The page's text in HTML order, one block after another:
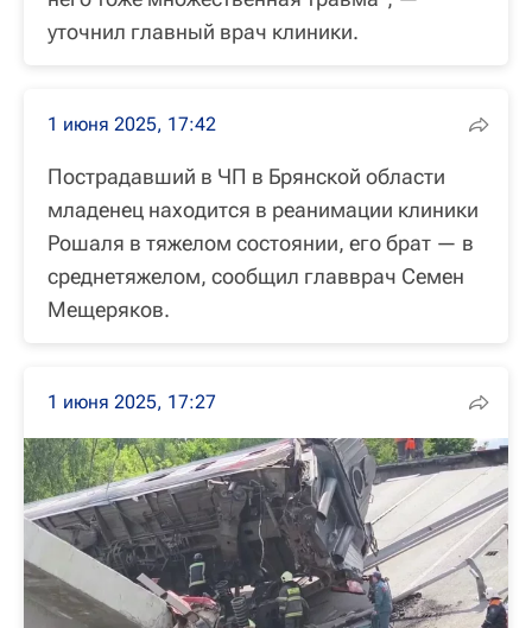
уточнил главный врач клиники.
1 июня 2025, 17:42
Пострадавший в ЧП в Брянской области
младенец находится в реанимации клиники
Рошаля в тяжелом состоянии, его брат — в
среднетяжелом, сообщил главврач Семен
Мещеряков.
1 июня 2025, 17:27